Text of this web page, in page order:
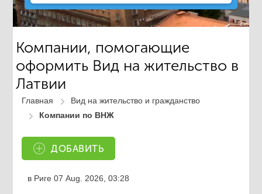
Компании, помогающие
оформить Вид на жительство в
Латвии
Главная
Вид на жительство и гражданство
Компании по ВНЖ
ДОБАВИТЬ
в Риге07 Aug. 2026, 03:28